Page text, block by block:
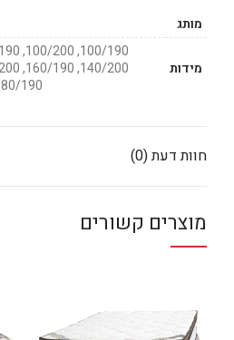
מותג
מידות
80/190, 80/200, 90/190, 90/200
חוות דעת (0)
מוצרים קשורים